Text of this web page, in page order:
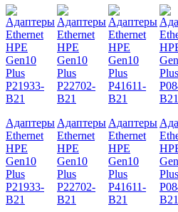
Адаптеры
Ethernet
HPE
Gen10
Plus
P21933-
B21
Адаптеры
Ethernet
HPE
Gen10
Plus
P22702-
B21
Адаптеры
Ethernet
HPE
Gen10
Plus
P41611-
B21
Plus
B21